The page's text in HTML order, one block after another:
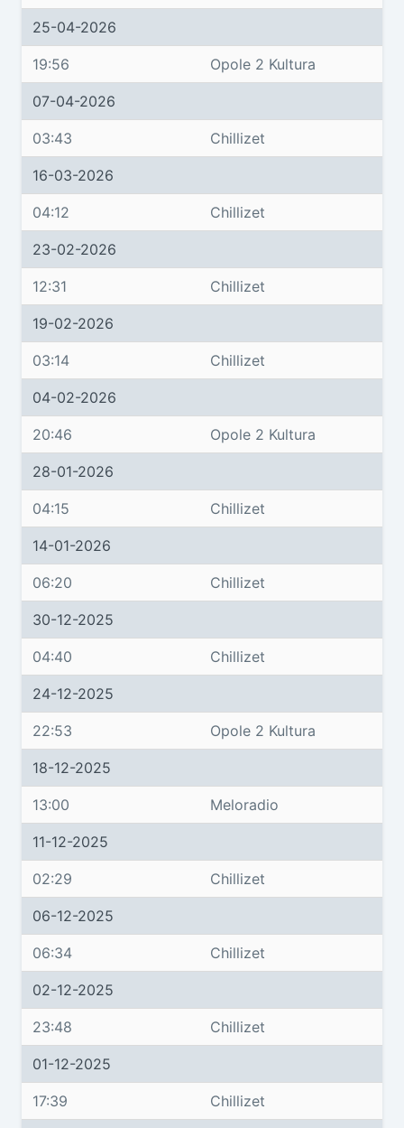
25-04-2026
19:56 Opole 2 Kultura
07-04-2026
03:43 Chillizet
16-03-2026
04:12 Chillizet
23-02-2026
12:31 Chillizet
19-02-2026
03:14 Chillizet
04-02-2026
20:46 Opole 2 Kultura
28-01-2026
04:15 Chillizet
14-01-2026
06:20 Chillizet
30-12-2025
04:40 Chillizet
24-12-2025
22:53 Opole 2 Kultura
18-12-2025
13:00 Meloradio
11-12-2025
02:29 Chillizet
06-12-2025
06:34 Chillizet
02-12-2025
23:48 Chillizet
01-12-2025
17:39 Chillizet